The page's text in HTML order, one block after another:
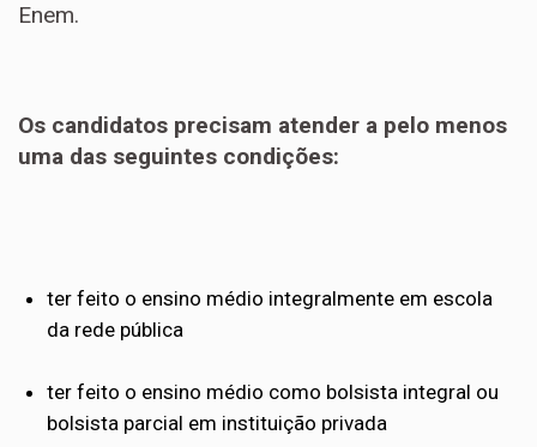
Enem.
Os candidatos precisam atender a pelo menos
uma das seguintes condições:
ter feito o ensino médio integralmente em escola
da rede pública
ter feito o ensino médio como bolsista integral ou
bolsista parcial em instituição privada